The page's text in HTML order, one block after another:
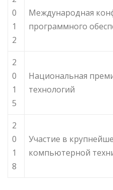
0
1
2
Международная
программного
2
0
1
5
Национальная
технологий
2
0
1
8
Участие в
компьютерной